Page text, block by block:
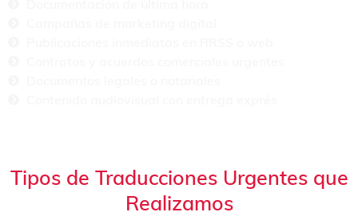
Tipos de Traducciones Urgentes que
Realizamos